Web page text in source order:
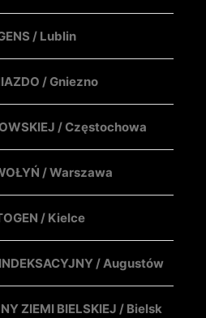
/ Lublin
/ Gniezno
/ Częstochowa
/ Warszawa
/ Kielce
/ Augustów
ZIEMI BIELSKIEJ / Bielsk